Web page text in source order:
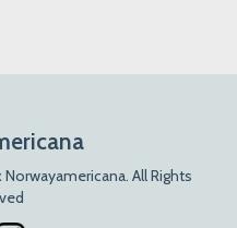
All Rights